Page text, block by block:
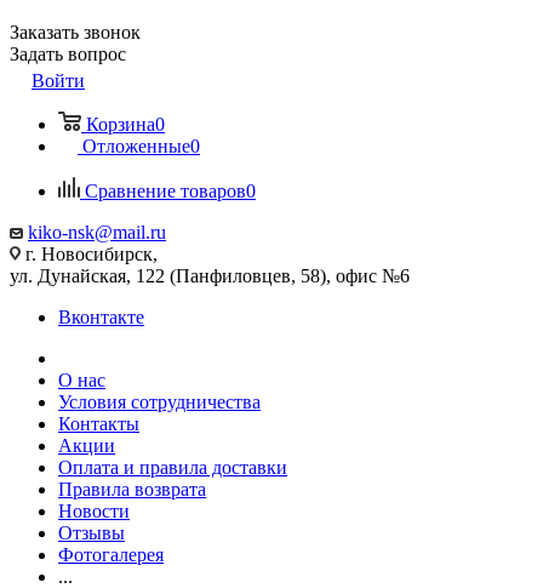
Заказать звонок
Задать вопрос
Войти
Корзина0
Отложенные0
Сравнение товаров0
kiko-nsk@mail.ru
г. Новосибирск,
ул. Дунайская, 122 (Панфиловцев, 58), офис №6
Вконтакте
О нас
Условия сотрудничества
Контакты
Акции
Оплата и правила доставки
Правила возврата
Новости
Отзывы
Фотогалерея
...